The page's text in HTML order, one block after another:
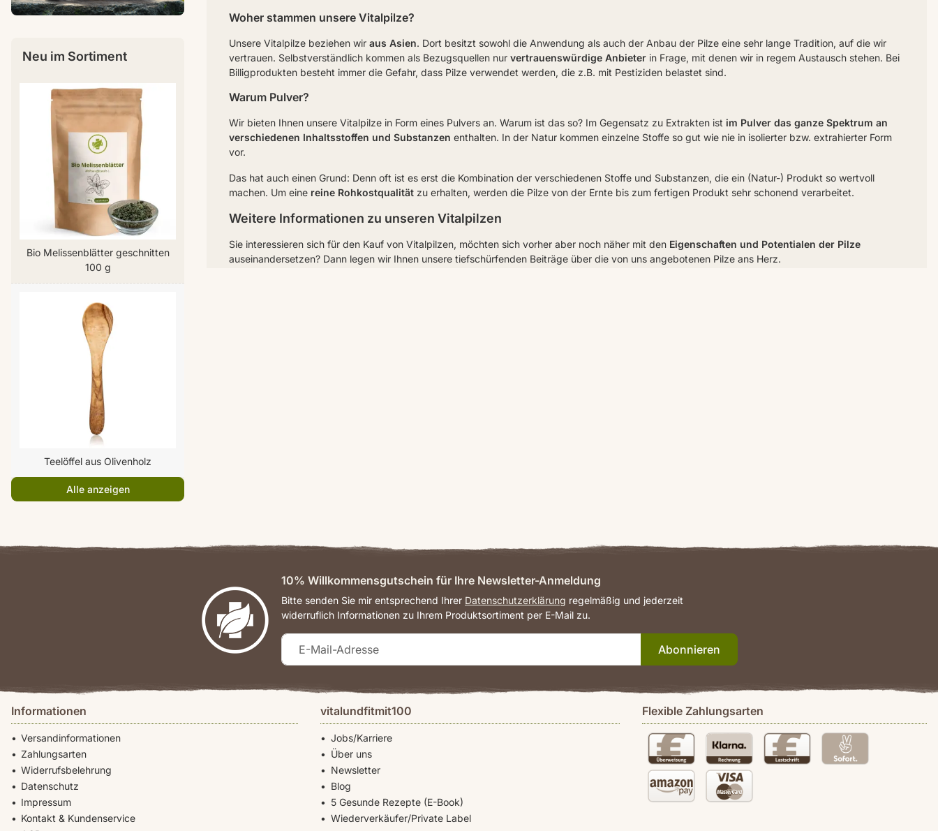
Woher stammen unsere Vitalpilze?
Unsere Vitalpilze beziehen wir aus Asien. Dort besitzt sowohl die Anwendung als auch der Anbau der Pilze eine sehr lange Tradition, auf die wir
vertrauen. Selbstverständlich kommen als Bezugsquellen nur vertrauenswürdige Anbieter in Frage, mit denen wir in regem Austausch stehen. Bei
Billigprodukten besteht immer die Gefahr, dass Pilze verwendet werden, die z.B. mit Pestiziden belastet sind.
Warum Pulver?
Wir bieten Ihnen unsere Vitalpilze in Form eines Pulvers an. Warum ist das so? Im Gegensatz zu Extrakten ist im Pulver das ganze Spektrum an
verschiedenen Inhaltsstoffen und Substanzen enthalten. In der Natur kommen einzelne Stoffe so gut wie nie in isolierter bzw. extrahierter Form
vor.
Das hat auch einen Grund: Denn oft ist es erst die Kombination der verschiedenen Stoffe und Substanzen, die ein (Natur-) Produkt so wertvoll
machen. Um eine reine Rohkostqualität zu erhalten, werden die Pilze von der Ernte bis zum fertigen Produkt sehr schonend verarbeitet.
Weitere Informationen zu unseren Vitalpilzen
Sie interessieren sich für den Kauf von Vitalpilzen, möchten sich vorher aber noch näher mit den Eigenschaften und Potentialen der Pilze
auseinandersetzen? Dann legen wir Ihnen unsere tiefschürfenden Beiträge über die von uns angebotenen Pilze ans Herz.
täglich zwischen 8-17 Uhr:
Am Telefon unter +49 (0) 2164 703 88 60 oder schriftlich über das Kontaktformular
Hinweis: Gerne nehmen wir Ihre Bestellung auch telefonisch entgegen.
Neu im Sortiment
Bio Melissenblätter geschnitten
100 g
Teelöffel aus Olivenholz
Alle anzeigen
Informationen
Versandinformationen
Zahlungsarten
Widerrufsbelehrung
Datenschutz
Impressum
Kontakt & Kundenservice
vitalundfitmit100
Jobs/Karriere
Über uns
Newsletter
Blog
5 Gesunde Rezepte (E-Book)
Wiederverkäufer/Private Label
Flexible Zahlungsarten
10% Willkommensgutschein für Ihre Newsletter-Anmeldung
Bitte senden Sie mir entsprechend Ihrer Datenschutzerklärung regelmäßig und jederzeit
widerruflich Informationen zu Ihrem Produktsortiment per E-Mail zu.
Abonnieren